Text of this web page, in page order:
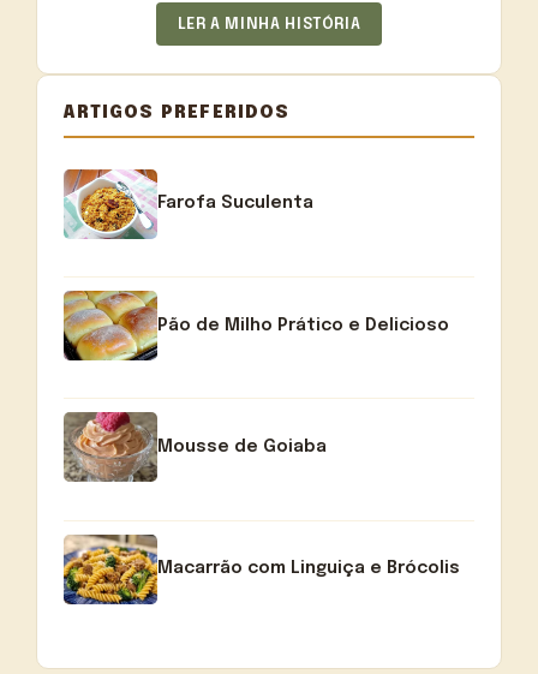
LER A MINHA HISTÓRIA
ARTIGOS PREFERIDOS
Farofa Suculenta
Pão de Milho Prático e Delicioso
Mousse de Goiaba
Macarrão com Linguiça e Brócolis